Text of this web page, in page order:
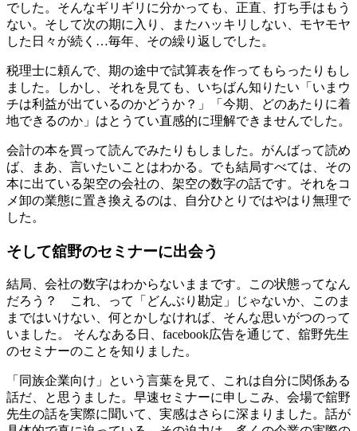
でした。そんなギリギリに分かっても、正直、打ち手はもう
ない。そして次の期に入り、またハッキリしない、モヤモヤ
した日々が続く…毎年、その繰り返しでした。
税理士に頼んで、期の途中で試算表を作ってもらったりもし
ました。しかし、それを見ても、いちばん知りたい「いまウ
チは利益が出ているのかどうか？」「今期、どのあたりに着
地できるのか」はとうてい直感的に理解できませんでした。
会計の本を買って読んでみたりもしました。がんばって読め
ば、まあ、言いたいことはわかる。でも結局すべては、その
本に出ている架空の会社の、架空の数字の話です。それをコ
メ卸の業態に置き換えるのは、自分ひとりではやはり無理で
した。
そして舘野のセミナーに出会う
結局、会社の数字はわからないままです。この状態ってなん
だろう？ これ、って「どんぶり勘定」じゃないか、このま
まではいけない、何とかしなければ、そんな思いがつのって
いました。 そんなある日、facebook広告を通じて、舘野先生
のセミナーのことを知りました。
「同族企業向け」という言葉を見て、これは自分に関係ある
話だ、と思うました。早速セミナーに申しこみ、会場で舘野
先生の話を実際に聞いて、実感はさらに深まりました。話が